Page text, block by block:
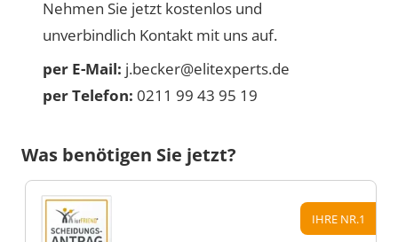
Nehmen Sie jetzt kostenlos und
unverbindlich Kontakt mit uns auf.
per E-Mail: j.becker@elitexperts.de
per Telefon: 0211 99 43 95 19
Was benötigen Sie jetzt?
IHRE NR.1